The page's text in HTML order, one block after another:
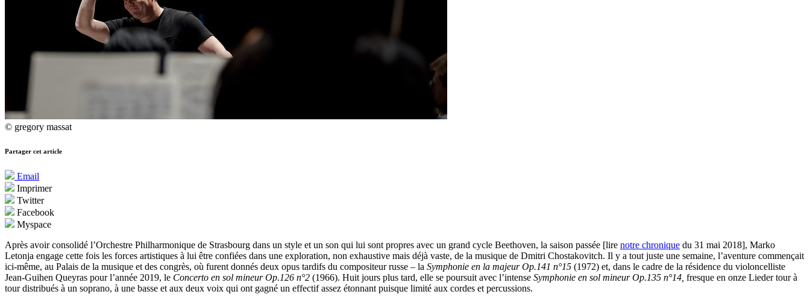
© gregory massat
Partager cet article
Email
Imprimer
Twitter
Facebook
Myspace
Après avoir consolidé l’Orchestre Philharmonique de Strasbourg dans un style et un son qui lui sont propres avec un grand cycle Beethoven, la saison passée [lire notre chronique du 31 mai 2018], Marko
Letonja engage cette fois les forces artistiques à lui être confiées dans une exploration, non exhaustive mais déjà vaste, de la musique de Dmitri Chostakovitch. Il y a tout juste une semaine, l’aventure commençait
ici-même, au Palais de la musique et des congrès, où furent donnés deux opus tardifs du compositeur russe – la Symphonie en la majeur Op.141 n°15 (1972) et, dans le cadre de la résidence du violoncelliste
Jean-Guihen Queyras pour l’année 2019, le Concerto en sol mineur Op.126 n°2 (1966). Huit jours plus tard, elle se poursuit avec l’intense Symphonie en sol mineur Op.135 n°14, fresque en onze Lieder tour à
tour distribués à un soprano, à une basse et aux deux voix qui ont gagné un effectif assez étonnant puisque limité aux cordes et percussions.